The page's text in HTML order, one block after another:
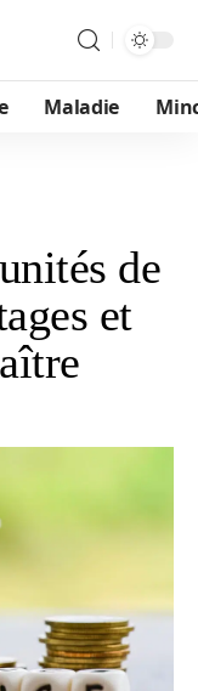
Maladie
de
et